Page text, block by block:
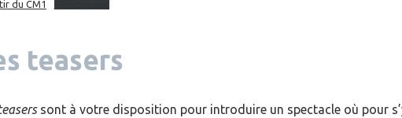
du CM1
teasers
sont à votre disposition pour introduire un spectacle où pour